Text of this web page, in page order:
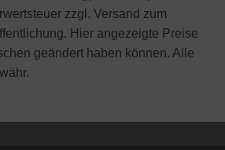
zzgl. Versand zum
Hier angezeigte Preise
geändert haben können. Alle